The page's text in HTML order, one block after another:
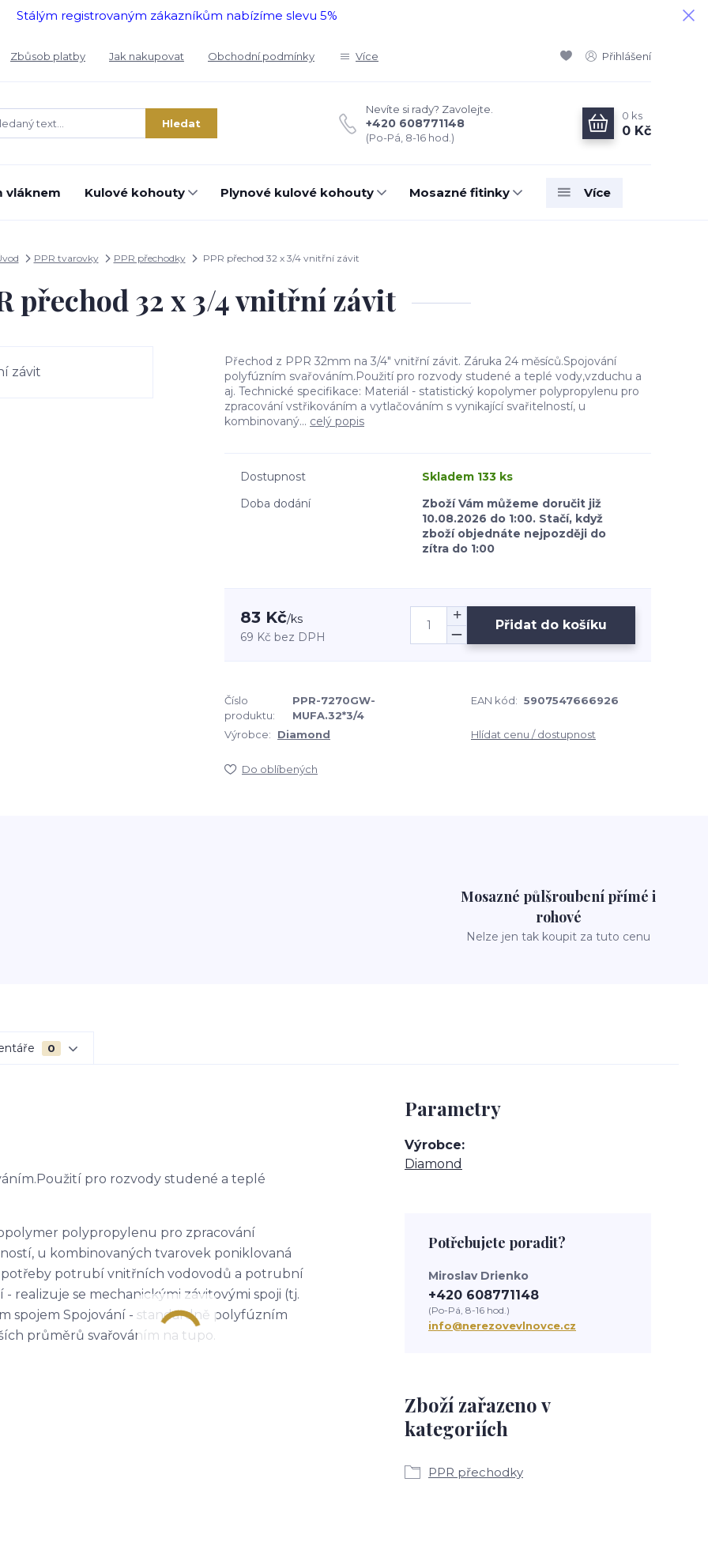
Stálým registrovaným zákazníkům nabízíme slevu 5%
Zbůsob platby Jak nakupovat Obchodní podmínky Více Přihlášení
Hledat
Nevíte si rady? Zavolejte.
+420 608771148
(Po-Pá, 8-16 hod.)
0 ks
0 Kč
vláknem Kulové kohouty Plynové kulové kohouty Mosazné fitinky Více
PPR tvarovky PPR přechodky PPR přechod 32 x 3/4 vnitřní závit
přechod 32 x 3/4 vnitřní závit
Přechod z PPR 32mm na 3/4" vnitřní závit. Záruka 24 měsíců.Spojování
polyfúzním svařováním.Použití pro rozvody studené a teplé vody,vzduchu a
aj. Technické specifikace: Materiál - statistický kopolymer polypropylenu pro
zpracování vstřikováním a vytlačováním s vynikající svařitelností, u
kombinovaný... celý popis
Dostupnost
Skladem 133 ks
Doba dodání
Zboží Vám můžeme doručit již
10.08.2026 do 1:00. Stačí, když
zboží objednáte nejpozději do
zítra do 1:00
83 Kč/ks
69 Kč bez DPH
Přidat do košíku
Číslo
produktu:
PPR-7270GW-
MUFA.32*3/4
EAN kód: 5907547666926
Výrobce: Diamond Hlídat cenu / dostupnost
Do oblíbených
Mosazné půlšroubení přímé i
rohové
Nelze jen tak koupit za tuto cenu
0
pro rozvody studené a teplé
polypropylenu pro zpracování
u kombinovaných tvarovek poniklovaná
potrubí vnitřních vodovodů a potrubní
realizuje se mechanickými závitovými spoji (tj.
spojem Spojování - standardně polyfúzním
průměrů svařováním na tupo.
Parametry
Výrobce
Diamond
Zboží zařazeno v
kategoriích
PPR přechodky
Potřebujete poradit?
Miroslav Drienko
+420 608771148
(Po-Pá, 8-16 hod.)
info@nerezovevlnovce.cz